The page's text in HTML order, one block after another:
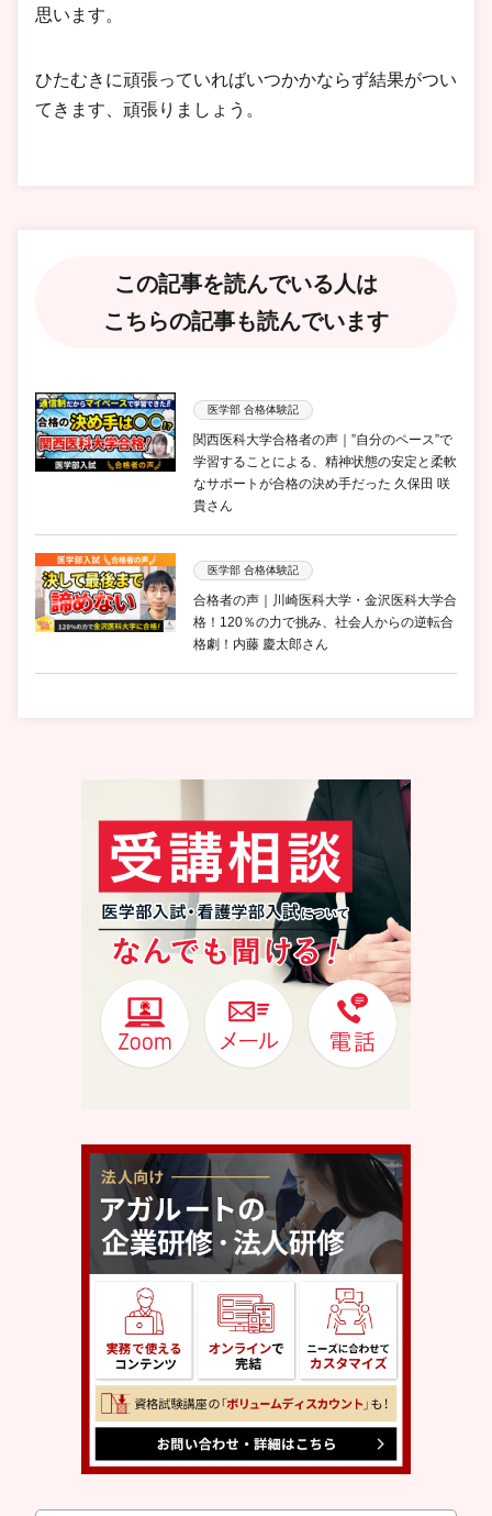
思います。
ひたむきに頑張っていればいつかかならず結果がつい
てきます、頑張りましょう。
この記事を読んでいる人は
こちらの記事も読んでいます
医学部 合格体験記
関西医科大学合格者の声｜”自分のペース”で
学習することによる、精神状態の安定と柔軟
なサポートが合格の決め手だった 久保田 咲
貴さん
医学部 合格体験記
合格者の声｜川崎医科大学・金沢医科大学合
格！120％の力で挑み、社会人からの逆転合
格劇！内藤 慶太郎さん